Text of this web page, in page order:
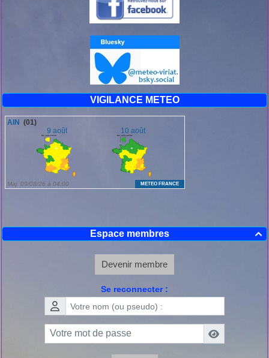
VIGILANCE METEO

Espace membres
Devenir membre
Se reconnecter :